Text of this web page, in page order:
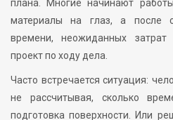
плана. Многие начинают
материалы на глаз, а после
времени, неожиданных
проект по ходу дела.
Часто встречается ситуация:
не рассчитывая, сколько
подготовка поверхности. Или